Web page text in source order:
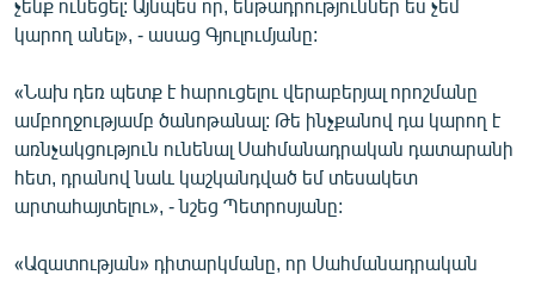
չենք ունեցել: Այնպես որ, ենթադրություններ ես չեմ
կարող անել», - ասաց Գյուլումյանը:
«Նախ դեռ պետք է հարուցելու վերաբերյալ որոշմանը
ամբողջությամբ ծանոթանալ: Թե ինչքանով դա կարող է
առնչակցություն ունենալ Սահմանադրական դատարանի
հետ, դրանով նաև կաշկանդված եմ տեսակետ
արտահայտելու», - նշեց Պետրոսյանը:
«Ազատության» դիտարկմանը, որ Սահմանադրական